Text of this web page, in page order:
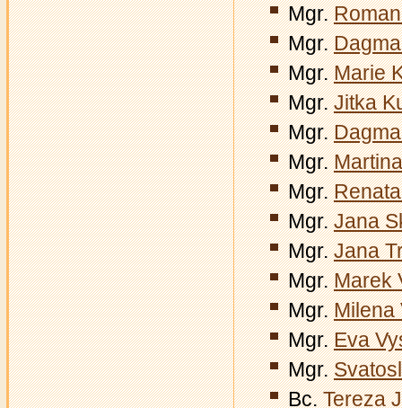
Mgr.
Mgr.
Mgr.Marie
Mgr.Jitka
Mgr.
Mgr.
Mgr.
Mgr.Jana
Mgr.Jana
Mgr.Marek
Mgr.Milena
Mgr.Eva
Mgr.
Bc.Tereza